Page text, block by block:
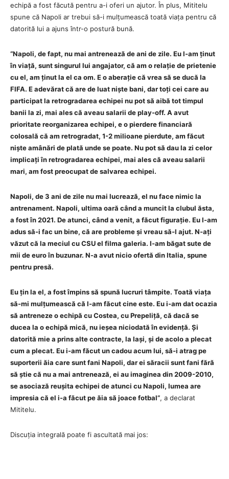
echipă a fost făcută pentru a-i oferi un ajutor. În plus, Mititelu
spune că Napoli ar trebui să-i mulțumească toată viața pentru că
datorită lui a ajuns într-o postură bună.
“Napoli, de fapt, nu mai antrenează de ani de zile. Eu l-am ținut
în viață, sunt singurul lui angajator, că am o relație de prietenie
cu el, am ținut la el ca om. E o aberație că vrea să se ducă la
FIFA. E adevărat că are de luat niște bani, dar toți cei care au
participat la retrogradarea echipei nu pot să aibă tot timpul
banii la zi, mai ales că aveau salarii de play-off. A avut
prioritate reorganizarea echipei, e o pierdere financiară
colosală că am retrogradat, 1-2 milioane pierdute, am făcut
niște amânări de plată unde se poate. Nu pot să dau la zi celor
implicați în retrogradarea echipei, mai ales că aveau salarii
mari, am fost preocupat de salvarea echipei.
Napoli, de 3 ani de zile nu mai lucrează, el nu face nimic la
antrenament. Napoli, ultima oară când a muncit la clubul ăsta,
a fost în 2021. De atunci, când a venit, a făcut figurație. Eu l-am
adus să-i fac un bine, că are probleme și vreau să-l ajut. N-ați
văzut că la meciul cu CSU el filma galeria. I-am băgat sute de
mii de euro în buzunar. N-a avut nicio ofertă din Italia, spune
pentru presă.
Eu țin la el, a fost împins să spună lucruri tâmpite. Toată viața
să-mi mulțumească că l-am făcut cine este. Eu i-am dat ocazia
să antreneze o echipă cu Costea, cu Prepeliță, că dacă se
ducea la o echipă mică, nu ieșea niciodată în evidență. Și
datorită mie a prins alte contracte, la Iași, și de acolo a plecat
cum a plecat. Eu i-am făcut un cadou acum lui, să-i atrag pe
suporterii ăia care sunt fani Napoli, dar ei săracii sunt fani fără
să știe că nu a mai antrenează, ei au imaginea din 2009-2010,
se asociază reușita echipei de atunci cu Napoli, lumea are
impresia că el i-a făcut pe ăia să joace fotbal”, a declarat
Mititelu.
Discuția integrală poate fi ascultată mai jos: